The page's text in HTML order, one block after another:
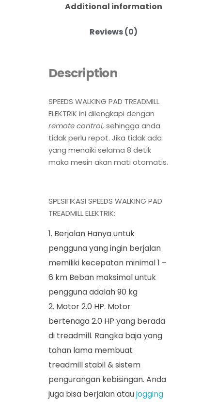
Additional information
Reviews (0)
Description
SPEEDS WALKING PAD TREADMILL
ELEKTRIK ini dilengkapi dengan
remote control, sehingga anda
tidak perlu repot. Jika tidak ada
yang menaiki selama 8 detik
maka mesin akan mati otomatis.
SPESIFIKASI SPEEDS WALKING PAD
TREADMILL ELEKTRIK:
Berjalan Hanya untuk
pengguna yang ingin berjalan
memiliki kecepatan minimal 1 –
6 km Beban maksimal untuk
pengguna adalah 90 kg
Motor 2.0 HP. Motor
bertenaga 2.0 HP yang berada
di treadmill. Rangka baja yang
tahan lama membuat
treadmill stabil & sistem
pengurangan kebisingan. Anda
juga bisa berjalan ataujogging